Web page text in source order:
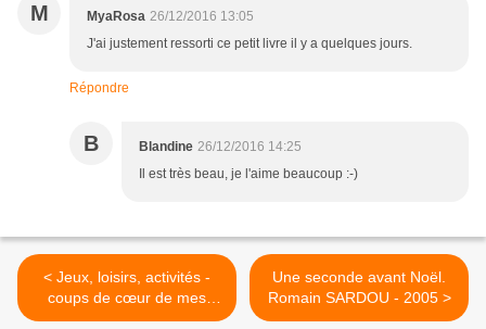
M MyaRosa 26/12/2016 13:05
J'ai justement ressorti ce petit livre il y a quelques jours.
Répondre
B Blandine 26/12/2016 14:25
Il est très beau, je l'aime beaucoup :-)
< Jeux, loisirs, activités -
coups de cœur de mes
présentations 2016 et idées
Une seconde avant Noël.
Romain SARDOU - 2005 >